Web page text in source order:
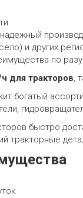
и других
по
для тракторов,
богатый
быстро
тракторные